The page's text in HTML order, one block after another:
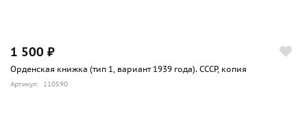
1 500 ₽
Орденская книжка (тип 1, вариант 1939 года). СССР, копия
Артикул: 110590